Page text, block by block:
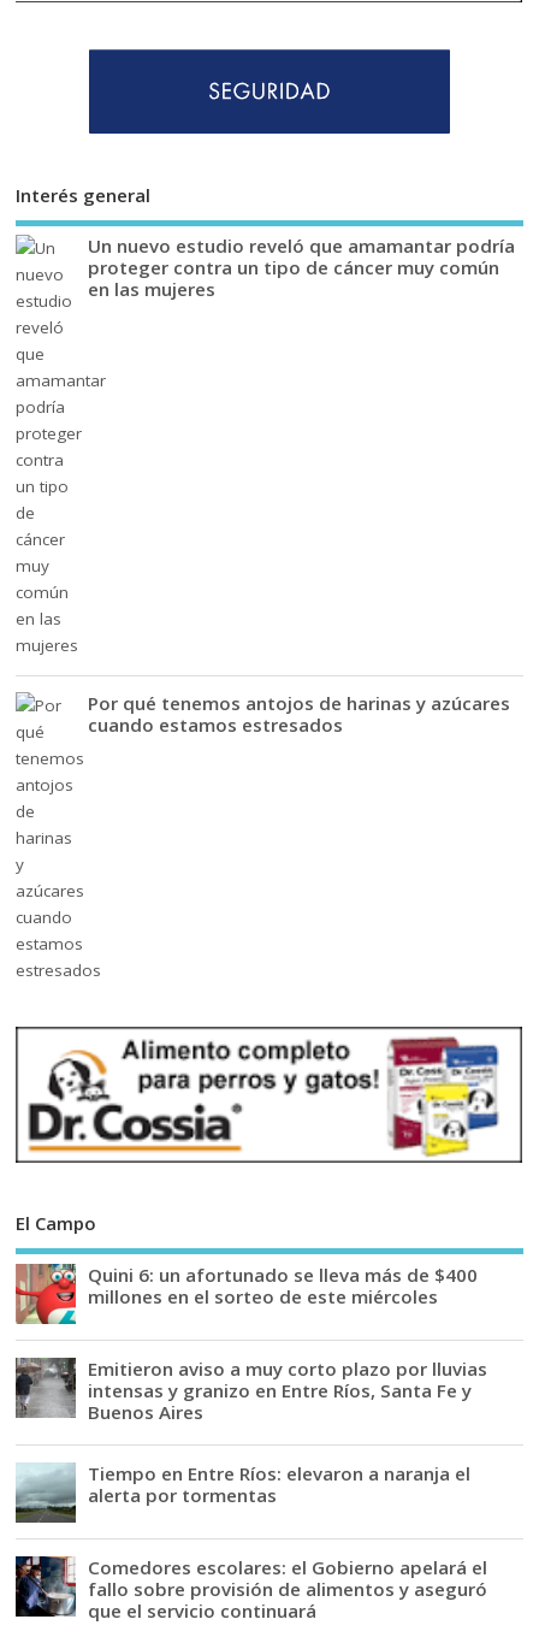
Interés general
Un nuevo estudio reveló que amamantar podría
proteger contra un tipo de cáncer muy común
en las mujeres
Por qué tenemos antojos de harinas y azúcares
cuando estamos estresados
El Campo
Quini 6: un afortunado se lleva más de $400
millones en el sorteo de este miércoles
Emitieron aviso a muy corto plazo por lluvias
intensas y granizo en Entre Ríos, Santa Fe y
Buenos Aires
Tiempo en Entre Ríos: elevaron a naranja el
alerta por tormentas
Comedores escolares: el Gobierno apelará el
fallo sobre provisión de alimentos y aseguró
que el servicio continuará